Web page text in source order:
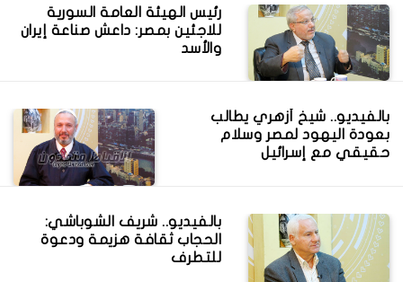
رئيس الهيئة العامة السورية
للاجئين بمصر: داعش صناعة إيران
والأسد
بالفيديو.. شيخ أزهري يطالب
بعودة اليهود لمصر وسلام
حقيقي مع إسرائيل
بالفيديو.. شريف الشوباشي:
الحجاب ثقافة هزيمة ودعوة
للتطرف